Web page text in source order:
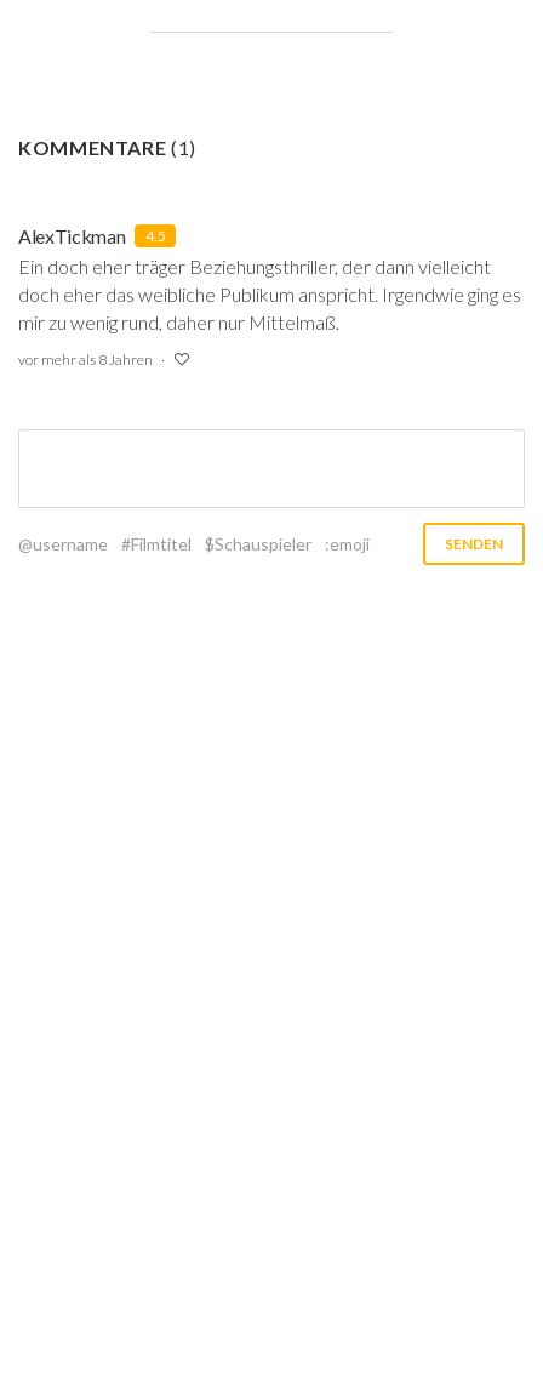
KOMMENTARE(1)
AlexTickman 4.5
Ein doch eher träger Beziehungsthriller, der dann vielleicht
doch eher das weibliche Publikum anspricht. Irgendwie ging es
mir zu wenig rund, daher nur Mittelmaß.
vor mehr als 8 Jahren
@username #Filmtitel $Schauspieler :emoji